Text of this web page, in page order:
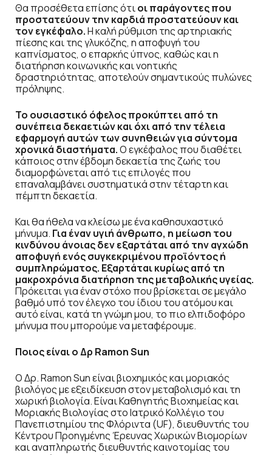
Θα προσέθετα επίσης ότιοι παράγοντες που
προστατεύουν την καρδιά προστατεύουν και
τον εγκέφαλο.Η καλή ρύθμιση της αρτηριακής
πίεσης και της γλυκόζης, η αποφυγή του
καπνίσματος, ο επαρκής ύπνος, καθώς και η
διατήρηση κοινωνικής και νοητικής
δραστηριότητας, αποτελούν σημαντικούς πυλώνες
πρόληψης.
Το ουσιαστικό όφελος προκύπτει από τη
συνέπεια δεκαετιών και όχι από την τέλεια
εφαρμογή αυτών των συνηθειών για σύντομα
χρονικά διαστήματα.Ο εγκέφαλος που διαθέτει
κάποιος στην έβδομη δεκαετία της ζωής του
διαμορφώνεται από τις επιλογές που
επαναλαμβάνει συστηματικά στην τέταρτη και
πέμπτη δεκαετία.
Και θα ήθελα να κλείσω με ένα καθησυχαστικό
μήνυμα. Για έναν υγιή άνθρωπο, η μείωση του
κινδύνου άνοιας δεν εξαρτάται από την αγχώδη
αποφυγή ενός συγκεκριμένου προϊόντος ή
συμπληρώματος. Εξαρτάται κυρίως από τη
μακροχρόνια διατήρηση της μεταβολικής υγείας.
Πρόκειται για έναν στόχο που βρίσκεται σε μεγάλο
βαθμό υπό τον έλεγχο του ίδιου του ατόμου και
αυτό είναι, κατά τη γνώμη μου, το πιο ελπιδοφόρο
μήνυμα που μπορούμε να μεταφέρουμε.
Ποιος είναι ο Δρ RamonSun
Ο Δρ. Ramon Sun είναι βιοχημικός και μοριακός
βιολόγος με εξειδίκευση στον μεταβολισμό και τη
χωρική βιολογία. Είναι Καθηγητής Βιοχημείας και
Μοριακής Βιολογίας στο Ιατρικό Κολλέγιο του
Πανεπιστημίου της Φλόριντα (UF), διευθυντής του
Κέντρου Προηγμένης Έρευνας Χωρικών Βιομορίων
και αναπληρωτής διευθυντής καινοτομίας του